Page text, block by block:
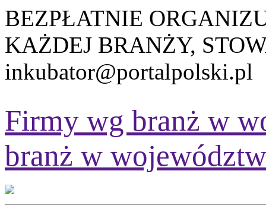
BEZPŁATNIE
KAŻDEJ BRANŻY,
inkubator@portalpolski.pl
Firmy wg branż w
branż w